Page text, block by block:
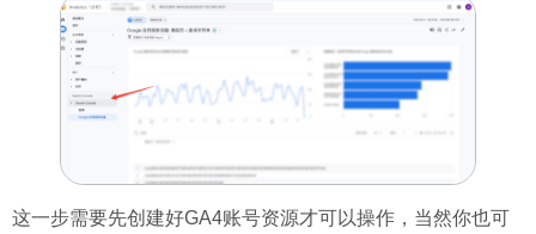
这一步需要先创建好GA4账号资源才可以操作，当然你也可